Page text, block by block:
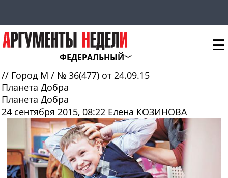
ФЕДЕРАЛЬНЫЙ
☰
// Город М / № 36(477) от 24.09.15
Планета Добра
Планета Добра
24 сентября 2015, 08:22 Елена КОЗИНОВА